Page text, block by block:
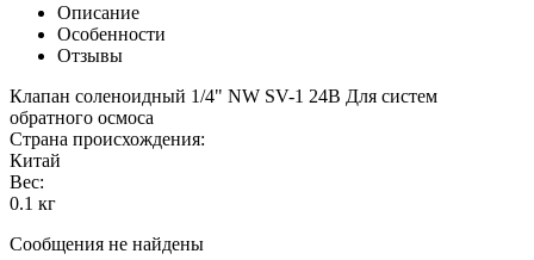
Описание
Особенности
Отзывы
Клапан соленоидный 1/4" NW SV-1 24В Для систем
обратного осмоса
Страна происхождения:
Китай
Вес:
0.1 кг
Сообщения не найдены